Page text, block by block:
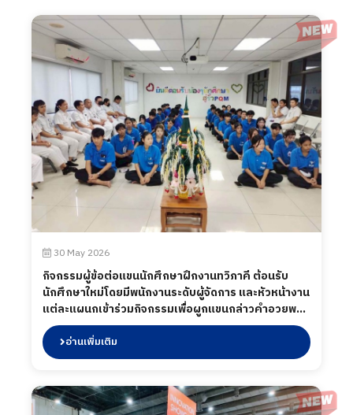
30 May 2026
กิจกรรมผู้ข้อต่อแขนนักศึกษาฝึกงานทวิภาคี ต้อนรับ
นักศึกษาใหม่โดยมีพนักงานระดับผู้จัดการ และหัวหน้างาน
แต่ละแผนกเข้าร่วมกิจกรรมเพื่อผูกแขนกล่าวคำอวยพร
และแสดงความคิดเห็นในการเข้าฝึกประสบการณ์ รวมถึง
ในกิจกรรมได้มีการเลี้ยงอาหารให้กับน้อง ๆ เมื่อวันที่ 30
พฤษภาคม 2569
อ่านเพิ่มเติม